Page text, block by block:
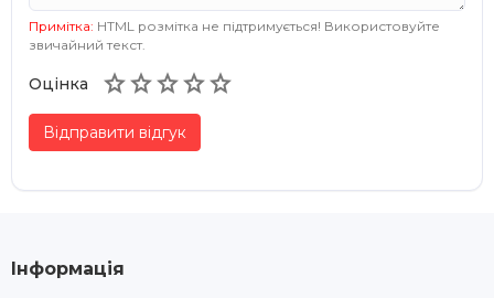
Примітка: HTML розмітка не підтримується! Використовуйте
звичайний текст.
Оцінка 
Відправити відгук
Інформація